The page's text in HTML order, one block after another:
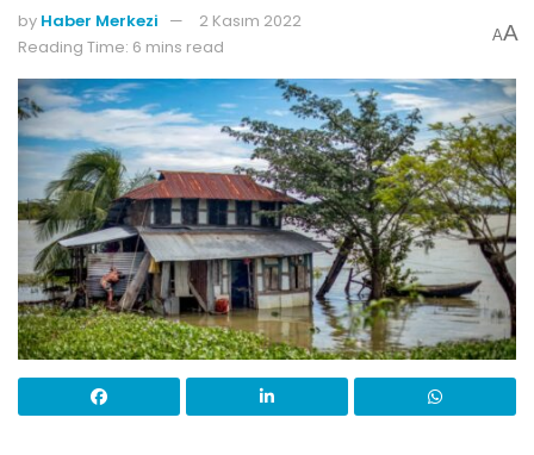
by Haber Merkezi
2 Kasım 2022
Reading Time: 6 mins read
AA